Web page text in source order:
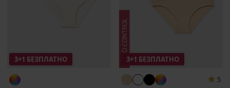
3+1 БЕЗПЛАТНО 3+1 БЕЗПЛАТНО
5